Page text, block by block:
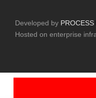
Developed by PROCESS
Hosted on enterprise